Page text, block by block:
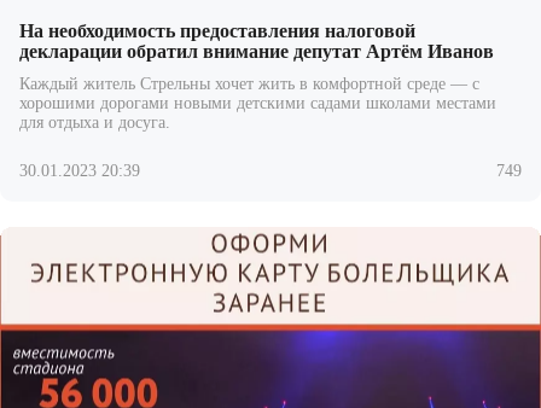
На необходимость предоставления налоговой
декларации обратил внимание депутат Артём Иванов
Каждый житель Стрельны хочет жить в комфортной среде — с
хорошими дорогами новыми детскими садами школами местами
для отдыха и досуга.
30.01.2023 20:39 749